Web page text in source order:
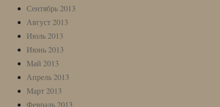
Сентябрь 2013
Август 2013
Июль 2013
Июнь 2013
Май 2013
Апрель 2013
Март 2013
Февраль 2013